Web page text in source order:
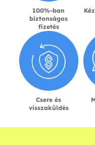
100%-ban
biztonságos
fizetés
Csere és
visszaküldés